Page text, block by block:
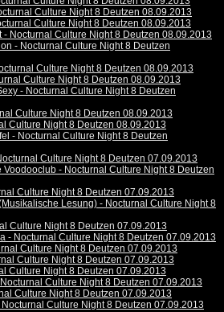
Culture Night 8 Deutzen 08.09.2013
Culture Night 8 Deutzen 08.09.2013
- Nocturnal Culture Night 8 Deutzen 08.09.2013
- Nocturnal Culture Night 8 Deutzen
Culture Night 8 Deutzen 08.09.2013
Culture Night 8 Deutzen 08.09.2013
- Nocturnal Culture Night 8 Deutzen
Culture Night 8 Deutzen 08.09.2013
Culture Night 8 Deutzen 08.09.2013
- Nocturnal Culture Night 8 Deutzen
Culture Night 8 Deutzen 07.09.2013
Voodooclub - Nocturnal Culture Night 8 Deutzen
Culture Night 8 Deutzen 07.09.2013
Lesung) - Nocturnal Culture Night 8
Culture Night 8 Deutzen 07.09.2013
- Nocturnal Culture Night 8 Deutzen 07.09.2013
Culture Night 8 Deutzen 07.09.2013
Culture Night 8 Deutzen 07.09.2013
Culture Night 8 Deutzen 07.09.2013
Culture Night 8 Deutzen 07.09.2013
Culture Night 8 Deutzen 07.09.2013
Culture Night 8 Deutzen 07.09.2013